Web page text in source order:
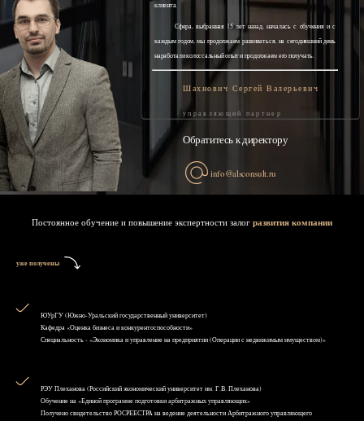
клиента.
Сфера, выбранная 15 лет назад, началась с обучения и с
каждым годом, мы продолжаем развиваться, на сегодняшний день
наработали колоссальный опыт и продолжаем его получать.
Шахнович Сергей Валерьевич
управляющий партнер
Обратитесь к директору
info@alsconsult.ru
Постоянное обучение и повышение экспертности залог развития компании
уже получены
ЮУрГУ (Южно-Уральский государственный университет)
Кафедра «Оценка бизнеса и конкурентоспособности»
Специальность - «Экономика и управление на предприятии (Операции с недвижимым имуществом)»
РЭУ Плеханова (Российский экономический университет им. Г.В. Плеханова)
Обучение на «Единой программе подготовки арбитражных управляющих»
Получено свидетельство РОСРЕЕСТРА на ведение деятельности Арбитражного управляющего